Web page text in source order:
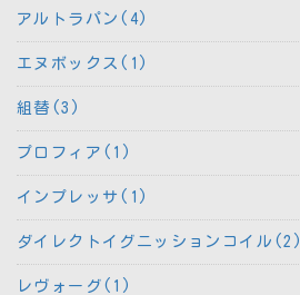
アルトラパン(4)
エヌボックス(1)
組替(3)
プロフィア(1)
インプレッサ(1)
ダイレクトイグニッションコイル(2)
レヴォーグ(1)